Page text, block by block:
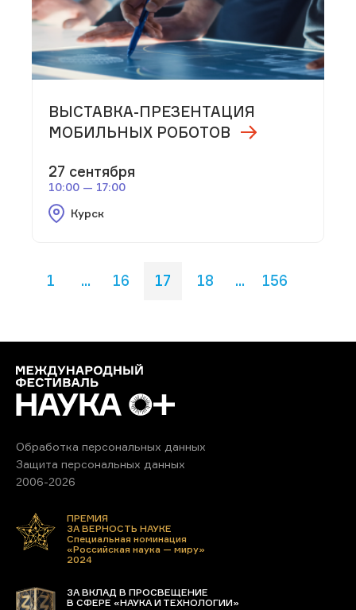
ВЫСТАВКА-ПРЕЗЕНТАЦИЯ
МОБИЛЬНЫХ РОБОТОВ
27 сентября
10:00 — 17:00
Курск
1 ... 16 17 18 ... 156
Обработка персональных данных
Защита персональных данных
2006-2026
ПРЕМИЯ
ЗА ВЕРНОСТЬ НАУКЕ
Специальная номинация
«Российская наука — миру»
2024
ЗА ВКЛАД В ПРОСВЕЩЕНИЕ
В СФЕРЕ «НАУКА И ТЕХНОЛОГИИ»